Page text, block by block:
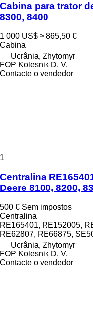
Cabina para trator
8300, 8400
1 000 US$ ≈ 865,50 €
Cabina
Ucrânia, Zhytomyr
FOP Kolesnik D. V.
Contacte o vendedor
1
Centralina
Deere 8100, 8200,
500 € Sem impostos
Centralina
RE165401, RE152005,
RE62807, RE66875,
Ucrânia, Zhytomyr
FOP Kolesnik D. V.
Contacte o vendedor